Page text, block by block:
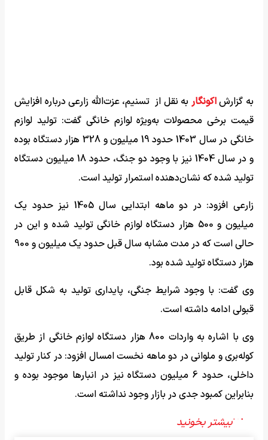
به گزارشاکونگار به نقل از تسنیم، عزت‌الله زارعی درباره افزایش
قیمت برخی محصولات به‌ویژه لوازم خانگی گفت: تولید لوازم
خانگی در سال 1403 حدود 19 میلیون و 328 هزار دستگاه بوده
و در سال 1404 نیز با وجود دو جنگ، حدود 18 میلیون دستگاه
تولید شده که نشان‌دهنده استمرار تولید است.
زارعی افزود: در دو ماهه ابتدایی سال 1405 نیز حدود یک
میلیون و 500 هزار دستگاه لوازم خانگی تولید شده و این در
حالی است که در مدت مشابه سال قبل حدود یک میلیون و 900
هزار دستگاه تولید شده بود.
وی گفت: با وجود شرایط جنگی، پایداری تولید به شکل قابل
قبولی ادامه داشته است.
وی با اشاره به واردات 800 هزار دستگاه لوازم خانگی از طریق
کوله‌بری و ملوانی در دو ماهه نخست امسال افزود: در کنار تولید
داخلی، حدود 6 میلیون دستگاه نیز در انبار‌ها موجود بوده و
بنابراین کمبود جدی در بازار وجود نداشته است.